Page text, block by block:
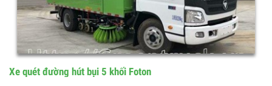
Xe quét rác hút bụi 5 khối dongfeng